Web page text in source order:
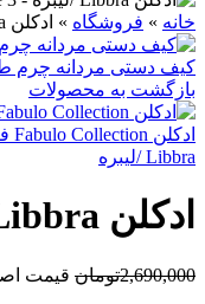
خانه » فروشگاه » ادکلن Libbra /لیبره
کیف دستی مردانه چرم
بازگشت به محصولات
ادکلن Fabulo Collection فابولو
Libbra /لیبره
ادکلن Libbra /لیبره
2,690,000تومان قیمت اصلی: